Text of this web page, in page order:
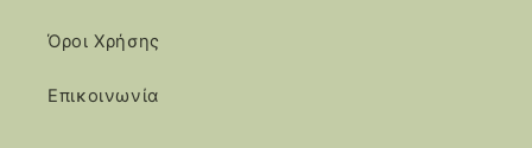
Όροι Χρήσης
Επικοινωνία